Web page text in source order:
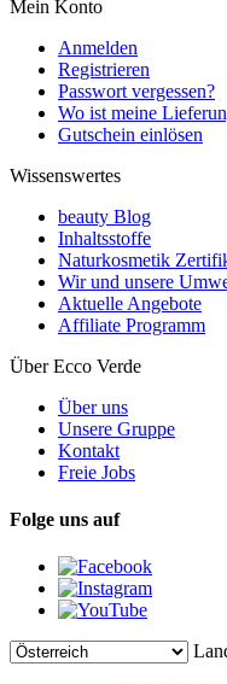
Mein Konto
Anmelden
Registrieren
Passwort vergessen?
Wo ist meine
Gutschein einlösen
Wissenswertes
beauty Blog
Inhaltsstoffe
Naturkosmetik
Wir und unsere
Aktuelle Angebote
Affiliate Programm
Über Ecco Verde
Über uns
Unsere Gruppe
Kontakt
Freie Jobs
Folge uns auf